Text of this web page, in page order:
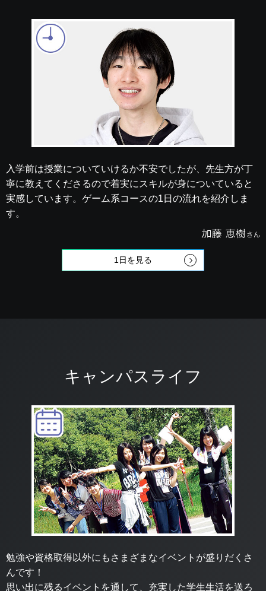
入学前は授業についていけるか不安でしたが、先生方が丁
寧に教えてくださるので着実にスキルが身についていると
実感しています。ゲーム系コースの1日の流れを紹介しま
す。
1日を見る
キャンパスライフ
勉強や資格取得以外にもさまざまなイベントが盛りだくさ
んです！
思い出に残るイベントを通して、充実した学生生活を送ろ